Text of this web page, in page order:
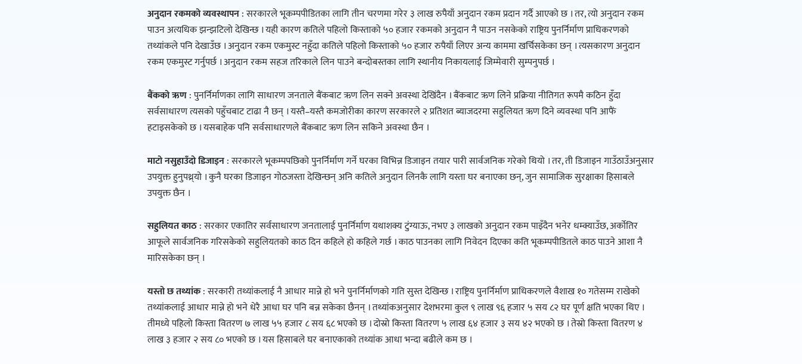
अनुदान रकमको व्यवस्थापन: सरकारले भूकम्पपीडितका लागि तीन चरणमा गरेर ३ लाख रुपैयाँ अनुदान रकम प्रदान गर्दै आएको छ । तर, त्यो अनुदान रकम
पाउन अत्यधिक झन्झटिलो देखिन्छ । यही कारण कतिले पहिलो किस्ताको ५० हजार रकमको अनुदान नै पाउन नसकेको राष्ट्रिय पुनर्निर्माण प्राधिकरणको
तथ्यांकले पनि देखाउँछ । अनुदान रकम एकमुस्ट नहुँदा कतिले पहिलो किस्ताको ५० हजार रुपैयाँ लिएर अन्य काममा खर्चिसकेका छन् । त्यसकारण अनुदान
रकम एकमुस्ट गर्नुपर्छ । अनुदान रकम सहज तरिकाले लिन पाउने बन्दोबस्तका लागि स्थानीय निकायलाई जिम्मेवारी सुम्पनुपर्छ ।
बैंकको ऋण: पुनर्निर्माणका लागि साधारण जनताले बैंकबाट ऋण लिन सक्ने अवस्था देखिंदैन । बैंकबाट ऋण लिने प्रक्रिया नीतिगत रूपमै कठिन हुँदा
सर्वसाधारण त्यसको पहुँचबाट टाढा नै छन् । यस्तै–यस्तै कमजोरीका कारण सरकारले २ प्रतिशत ब्याजदरमा सहुलियत ऋण दिने व्यवस्था पनि आफैं
हटाइसकेको छ । यसबाहेक पनि सर्वसाधारणले बैंकबाट ऋण लिन सकिने अवस्था छैन ।
माटो नसुहाउँदो डिजाइन: सरकारले भूकम्पपछिको पुनर्निर्माण गर्ने घरका विभिन्न डिजाइन तयार पारी सार्वजनिक गरेको थियो । तर, ती डिजाइन गाउँठाउँअनुसार
उपयुक्त हुनुपथ्र्याे । कुनै घरका डिजाइन गोठजस्ता देखिन्छन् अनि कतिले अनुदान लिनकै लागि यस्ता घर बनाएका छन्, जुन सामाजिक सुरक्षाका हिसाबले
उपयुक्त छैन ।
सहुलियत काठ: सरकार एकातिर सर्वसाधारण जनतालाई पुनर्निर्माण यथाशक्य टुंग्याऊ, नभए ३ लाखको अनुदान रकम पाइँदैन भनेर धम्क्याउँछ, अर्काेतिर
आफूले सार्वजनिक गरिसकेको सहुलियतको काठ दिन कहिले हो कहिले गर्छ । काठ पाउनका लागि निवेदन दिएका कति भूकम्पपीडितले काठ पाउने आशा नै
मारिसकेका छन् ।
यस्तो छ तथ्यांक: सरकारी तथ्यांकलाई नै आधार मान्ने हो भने पुनर्निर्माणको गति सुस्त देखिन्छ । राष्ट्रिय पुनर्निर्माण प्राधिकरणले वैशाख १० गतेसम्म राखेको
तथ्यांकलाई आधार मान्ने हो भने धेरै आधा घर पनि बन्न सकेका छैनन् । तथ्यांकअनुसार देशभरमा कुल ९ लाख ९६ हजार ५ सय ८२ घर पूर्ण क्षति भएका थिए ।
तीमध्ये पहिलो किस्ता वितरण ७ लाख ५५ हजार ८ सय ६८ भएको छ । दोस्रो किस्ता वितरण ५ लाख ६४ हजार ३ सय ४२ भएको छ । तेस्रो किस्ता वितरण ४
लाख ३ हजार २ सय ८० भएको छ । यस हिसाबले घर बनाएकाको तथ्यांक आधा भन्दा बढीले कम छ ।